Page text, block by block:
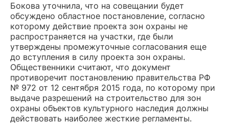
Бокова уточнила, что на совещании будет
обсуждено областное постановление, согласно
которому действие проекта зон охраны не
распространяется на участки, где были
утверждены промежуточные согласования еще
до вступления в силу проекта зон охраны.
Общественники считают, что документ
противоречит постановлению правительства РФ
№ 972 от 12 сентября 2015 года, по которому при
выдаче разрешений на строительство для зон
охраны объектов культурного наследия должны
действовать наиболее жесткие регламенты.